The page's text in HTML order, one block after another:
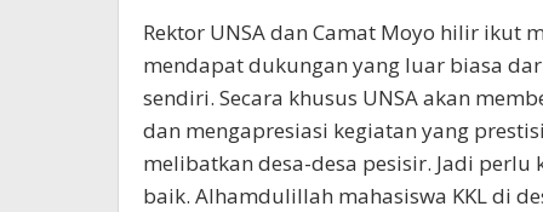
Rektor UNSA dan Camat Moyo hilir ikut
mendapat dukungan yang luar biasa
sendiri. Secara khusus UNSA akan
dan mengapresiasi kegiatan yang
melibatkan desa-desa pesisir. Jadi
baik. Alhamdulillah mahasiswa KKL di